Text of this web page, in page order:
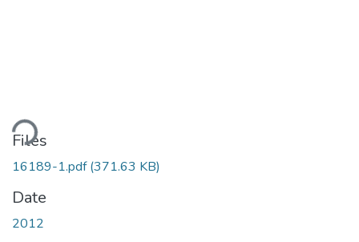
Files
16189-1.pdf(371.63 KB)
Date
2012